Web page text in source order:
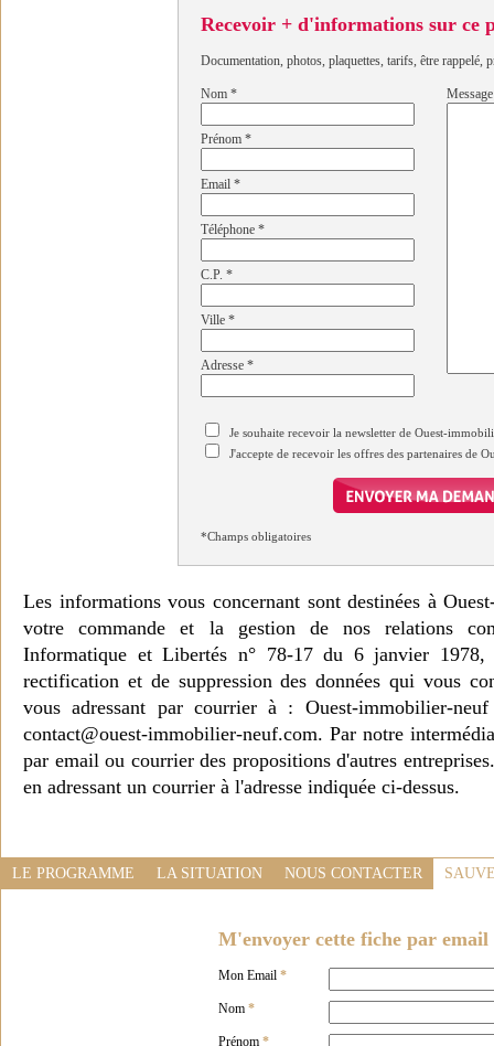
Recevoir + d'informations sur ce
Documentation, photos, plaquettes, tarifs, être rappelé,
Nom *
Prénom *
Email *
Téléphone *
C.P. *
Ville *
Adresse *
Message
Je souhaite recevoir la newsletter de Ouest-
J'accepte de recevoir les offres des partenaires de
*Champs obligatoires
Les informations vous concernant sont destinées à
votre commande et la gestion de nos relations
Informatique et Libertés n° 78-17 du 6 janvier 1978,
rectification et de suppression des données qui vous
vous adressant par courrier à : Ouest-immobilier-
contact@ouest-immobilier-neuf.com. Par notre
par email ou courrier des propositions d'autres
en adressant un courrier à l'adresse indiquée ci-dessus.
LE PROGRAMME LA SITUATION NOUS CONTACTER
M'envoyer cette fiche par email
Mon Email *
Nom *
Prénom *